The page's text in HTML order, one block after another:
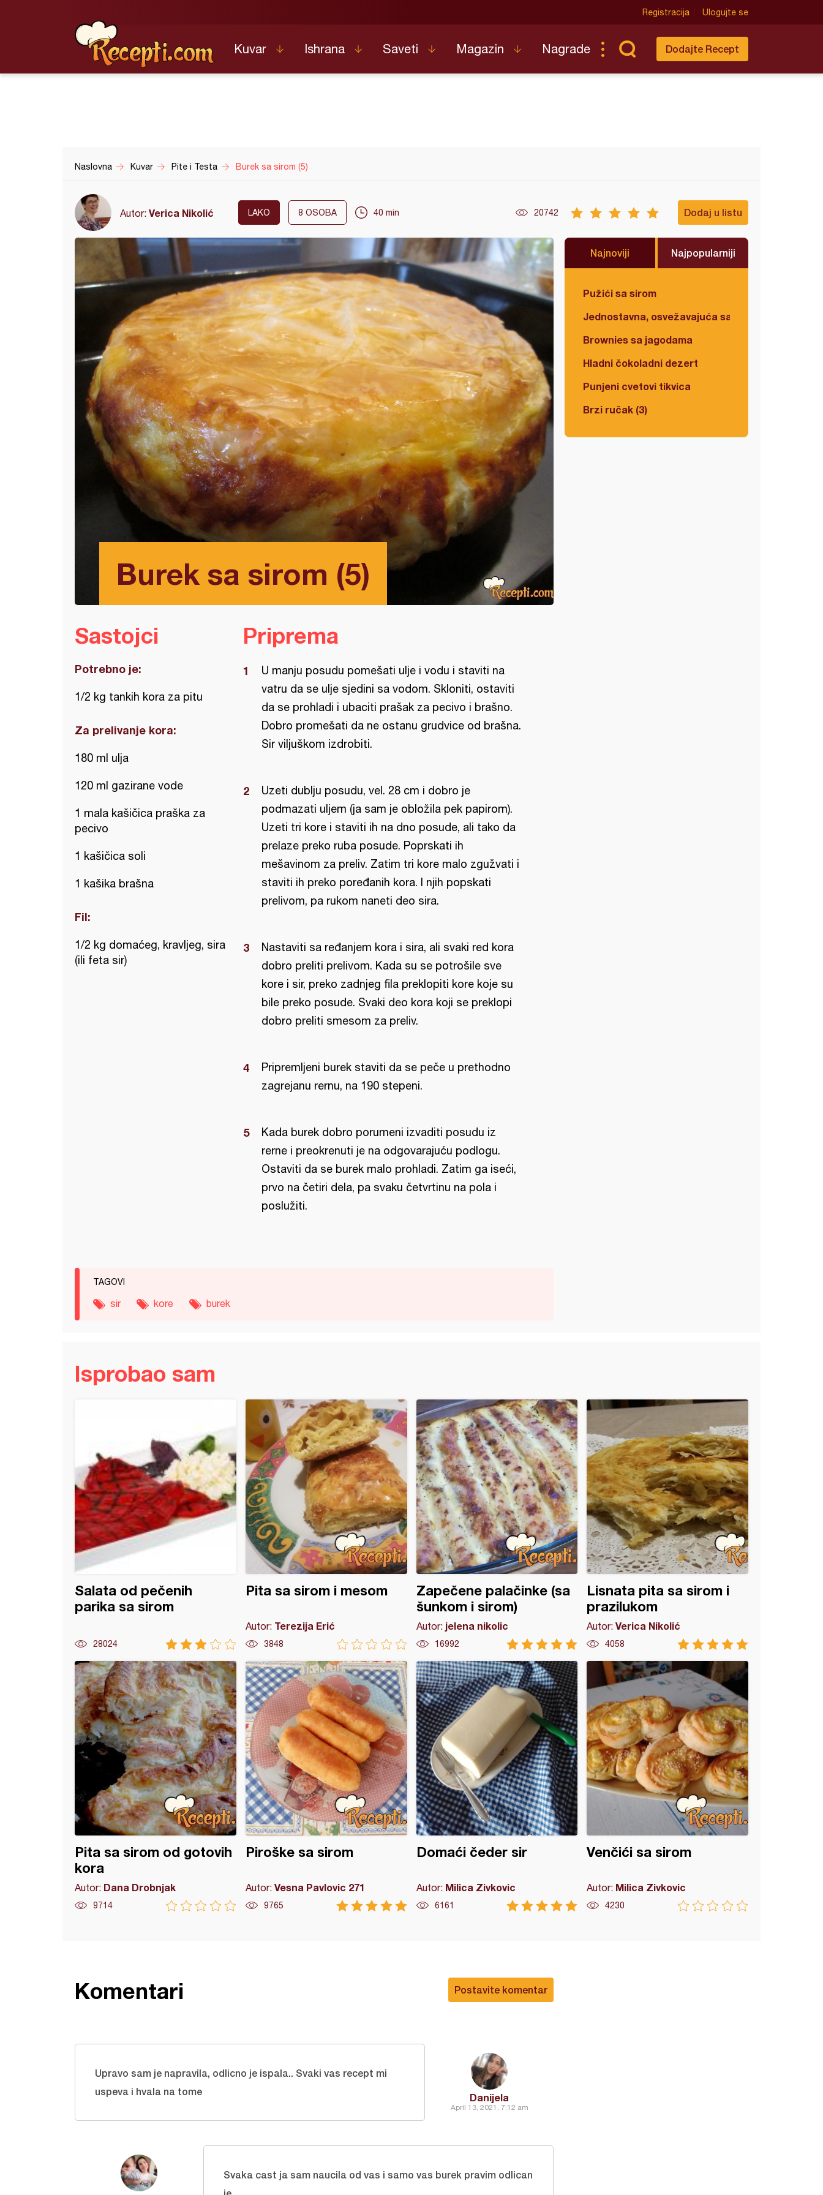
Registracija Ulogujte se
Kuvar Ishrana Saveti Magazin Nagrade Dodajte Recept
Naslovna Kuvar Pite i Testa Burek sa sirom (5)
Autor: Verica Nikolić LAKO 8 OSOBA 40 min 20742 Dodaj u listu
Burek sa sirom (5)
Najnoviji Najpopularniji
Pužići sa sirom
Jednostavna, osvežavajuća salata
Brownies sa jagodama
Hladni čokoladni dezert
Punjeni cvetovi tikvica
Brzi ručak (3)
Sastojci
Potrebno je:
1/2 kg tankih kora za pitu
Za prelivanje kora:
180 ml ulja
120 ml gazirane vode
1 mala kašičica praška za
pecivo
1 kašičica soli
1 kašika brašna
Fil:
1/2 kg domaćeg, kravljeg, sira
(ili feta sir)
Priprema
U manju posudu pomešati ulje i vodu i staviti na
vatru da se ulje sjedini sa vodom. Skloniti, ostaviti
da se prohladi i ubaciti prašak za pecivo i brašno.
Dobro promešati da ne ostanu grudvice od brašna.
Sir viljuškom izdrobiti.
Uzeti dublju posudu, vel. 28 cm i dobro je
podmazati uljem (ja sam je obložila pek papirom).
Uzeti tri kore i staviti ih na dno posude, ali tako da
prelaze preko ruba posude. Poprskati ih
mešavinom za preliv. Zatim tri kore malo zgužvati i
staviti ih preko poređanih kora. I njih popskati
prelivom, pa rukom naneti deo sira.
Nastaviti sa ređanjem kora i sira, ali svaki red kora
dobro preliti prelivom. Kada su se potrošile sve
kore i sir, preko zadnjeg fila preklopiti kore koje su
bile preko posude. Svaki deo kora koji se preklopi
dobro preliti smesom za preliv.
Pripremljeni burek staviti da se peče u prethodno
zagrejanu rernu, na 190 stepeni.
Kada burek dobro porumeni izvaditi posudu iz
rerne i preokrenuti je na odgovarajuću podlogu.
Ostaviti da se burek malo prohladi. Zatim ga iseći,
prvo na četiri dela, pa svaku četvrtinu na pola i
poslužiti.
TAGOVI
sir kore burek
Isprobao sam
Salata od pečenih
parika sa sirom
28024
Pita sa sirom i mesom
Autor: Terezija Erić
3848
Zapečene palačinke (sa
šunkom i sirom)
Autor: jelena nikolic
16992
Lisnata pita sa sirom i
prazilukom
Autor:Verica Nikolić
4058
Pita sa sirom od gotovih
kora
Autor: Dana Drobnjak
9714
Piroške sa sirom
Autor: Vesna Pavlovic 271
9765
Domaći čeder sir
Autor: Milica Zivkovic
6161
Venčići sa sirom
Autor: Milica Zivkovic
4230
Postavite komentar
Komentari
Danijela
April 13, 2021, 7:12 am
Upravo sam je napravila, odlicno je ispala.. Svaki vas recept mi
uspeva i hvala na tome
Svaka cast ja sam naucila od vas i samo vas burek pravim odlican